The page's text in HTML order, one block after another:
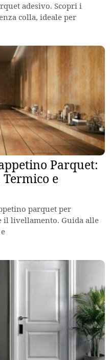
adesivo. Scopri i
colla, ideale per
Parquet:
e
parquet per
il livellamento. Guida alle